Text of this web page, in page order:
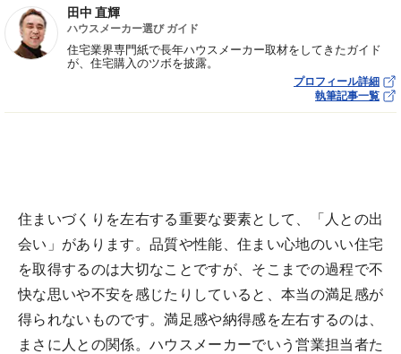
田中 直輝
ハウスメーカー選び ガイド
住宅業界専門紙で長年ハウスメーカー取材をしてきたガイド
が、住宅購入のツボを披露。
プロフィール詳細
執筆記事一覧
住まいづくりを左右する重要な要素として、「人との出
会い」があります。品質や性能、住まい心地のいい住宅
を取得するのは大切なことですが、そこまでの過程で不
快な思いや不安を感じたりしていると、本当の満足感が
得られないものです。満足感や納得感を左右するのは、
まさに人との関係。ハウスメーカーでいう営業担当者た